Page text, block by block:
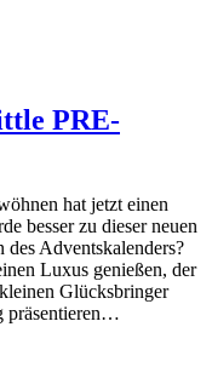
PRE-
hat jetzt einen
besser zu dieser neuen
Adventskalenders?
Luxus genießen, der
Glücksbringer
präsentieren…